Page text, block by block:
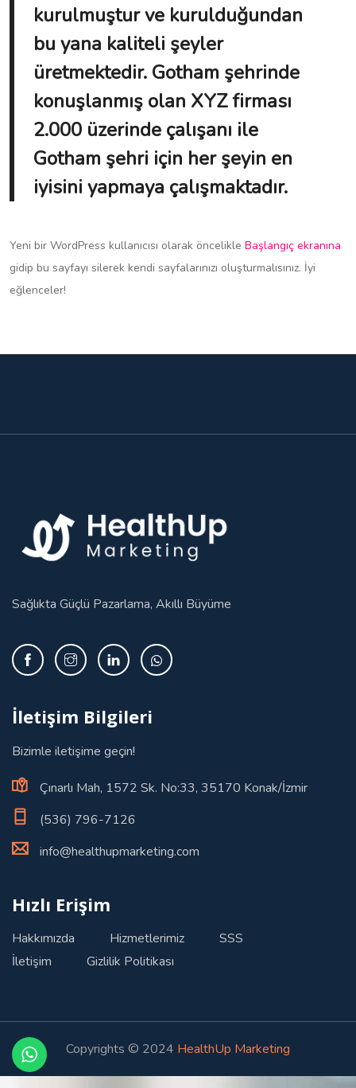
kurulmuştur ve kurulduğundan
bu yana kaliteli şeyler
üretmektedir. Gotham şehrinde
konuşlanmış olan XYZ firması
2.000 üzerinde çalışanı ile
Gotham şehri için her şeyin en
iyisini yapmaya çalışmaktadır.
Yeni bir WordPress kullanıcısı olarak öncelikle Başlangıç ekranına
gidip bu sayfayı silerek kendi sayfalarınızı oluşturmalısınız. İyi
eğlenceler!
Sağlıkta Güçlü Pazarlama, Akıllı Büyüme
İletişim Bilgileri
Bizimle iletişime geçin!
Çınarlı Mah, 1572 Sk. No:33, 35170 Konak/İzmir
(536) 796-7126
info@healthupmarketing.com
Hızlı Erişim
Hakkımızda Hizmetlerimiz
SSS
İletişim
Gizlilik Politikası
Copyrights © 2024 HealthUp Marketing